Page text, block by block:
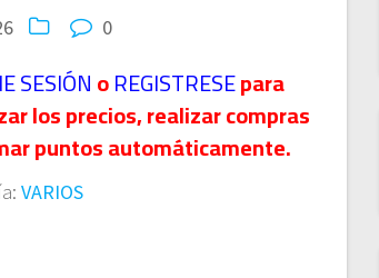
0
SESIÓNoREGISTRESEpara
los precios, realizar compras
puntos automáticamente.
VARIOS